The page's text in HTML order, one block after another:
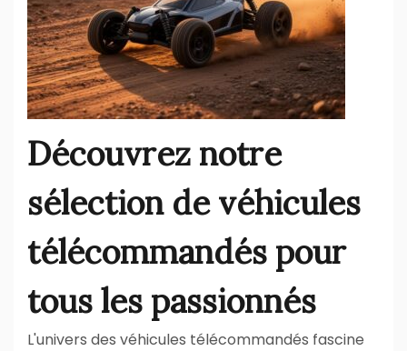
Découvrez notre
sélection de véhicules
télécommandés pour
tous les passionnés
L'univers des véhicules télécommandés fascine